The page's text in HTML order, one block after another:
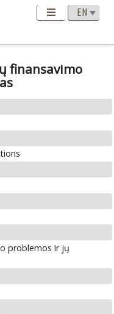
finansavimo
problemos ir jų